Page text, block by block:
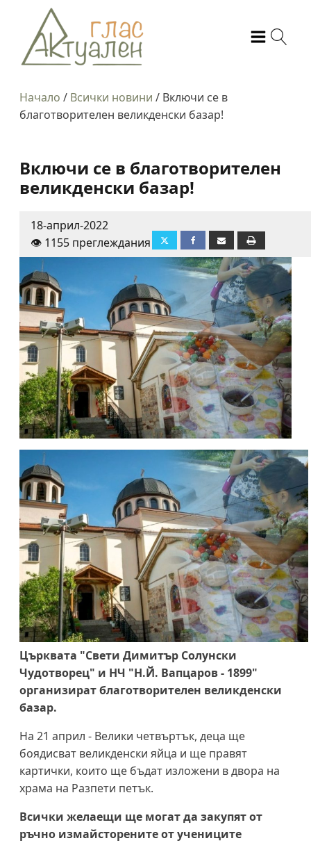
Начало / Всички новини / Включи се в
благотворителен великденски базар!
Включи се в благотворителен
великденски базар!
18-април-2022
👁️ 1155 преглеждания
Църквата "Свети Димитър Солунски
Чудотворец" и НЧ "Н.Й. Вапцаров - 1899"
организират благотворителен великденски
базар.
На 21 април - Велики четвъртък, деца ще
боядисват великденски яйца и ще правят
картички, които ще бъдат изложени в двора на
храма на Разпети петък.
Всички желаещи ще могат да закупят от
ръчно измайсторените от учениците